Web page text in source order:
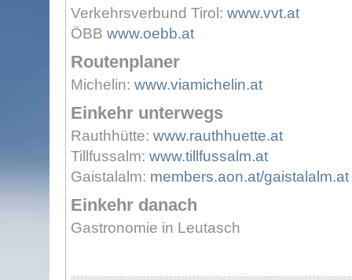
Verkehrsverbund Tirol: www.vvt.at
ÖBB www.oebb.at
Routenplaner
Michelin: www.viamichelin.at
Einkehr unterwegs
Rauthhütte: www.rauthhuette.at
Tillfussalm: www.tillfussalm.at
Gaistalalm: members.aon.at/gaistalalm.at
Einkehr danach
Gastronomie in Leutasch